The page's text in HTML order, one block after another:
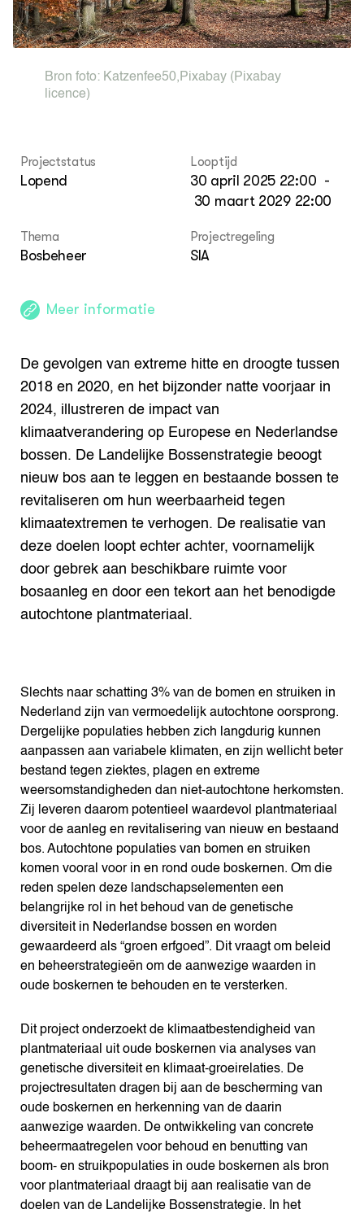
Contact
Bron foto: Katzenfee50, Pixabay(Pixabay
licence)
Projectstatus
Lopend
Looptijd
30 april 2025 22:00 -
30 maart 2029 22:00
Thema
Bosbeheer
Projectregeling
SIA
Meer informatie
De gevolgen van extreme hitte en droogte tussen
2018 en 2020, en het bijzonder natte voorjaar in
2024, illustreren de impact van
klimaatverandering op Europese en Nederlandse
bossen. De Landelijke Bossenstrategie beoogt
nieuw bos aan te leggen en bestaande bossen te
revitaliseren om hun weerbaarheid tegen
klimaatextremen te verhogen. De realisatie van
deze doelen loopt echter achter, voornamelijk
door gebrek aan beschikbare ruimte voor
bosaanleg en door een tekort aan het benodigde
autochtone plantmateriaal.
Slechts naar schatting 3% van de bomen en struiken in
Nederland zijn van vermoedelijk autochtone oorsprong.
Dergelijke populaties hebben zich langdurig kunnen
aanpassen aan variabele klimaten, en zijn wellicht beter
bestand tegen ziektes, plagen en extreme
weersomstandigheden dan niet-autochtone herkomsten.
Zij leveren daarom potentieel waardevol plantmateriaal
voor de aanleg en revitalisering van nieuw en bestaand
bos. Autochtone populaties van bomen en struiken
komen vooral voor in en rond oude boskernen. Om die
reden spelen deze landschapselementen een
belangrijke rol in het behoud van de genetische
diversiteit in Nederlandse bossen en worden
gewaardeerd als “groen erfgoed”. Dit vraagt om beleid
en beheerstrategieën om de aanwezige waarden in
oude boskernen te behouden en te versterken.
Dit project onderzoekt de klimaatbestendigheid van
plantmateriaal uit oude boskernen via analyses van
genetische diversiteit en klimaat-groeirelaties. De
projectresultaten dragen bij aan de bescherming van
oude boskernen en herkenning van de daarin
aanwezige waarden. De ontwikkeling van concrete
beheermaatregelen voor behoud en benutting van
boom- en struikpopulaties in oude boskernen als bron
voor plantmateriaal draagt bij aan realisatie van de
doelen van de Landelijke Bossenstrategie. In het